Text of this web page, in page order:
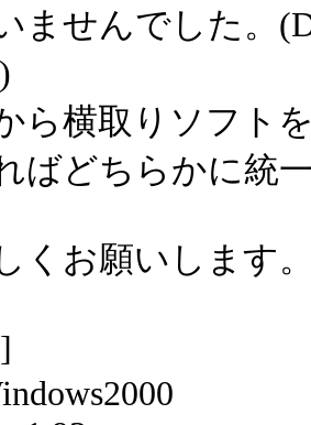
ませんでした。
ら横取りソフト
ばどちらかに統
くお願いします